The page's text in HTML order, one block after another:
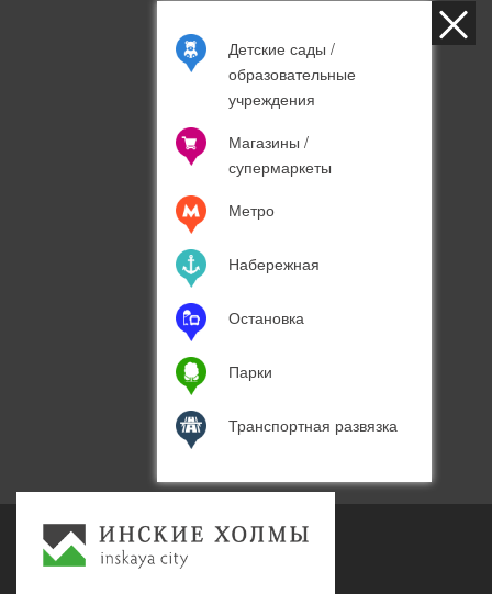
Загрузка карты...
Детские сады /
образовательные
учреждения
Магазины /
супермаркеты
Метро
Набережная
Остановка
Парки
Транспортная развязка